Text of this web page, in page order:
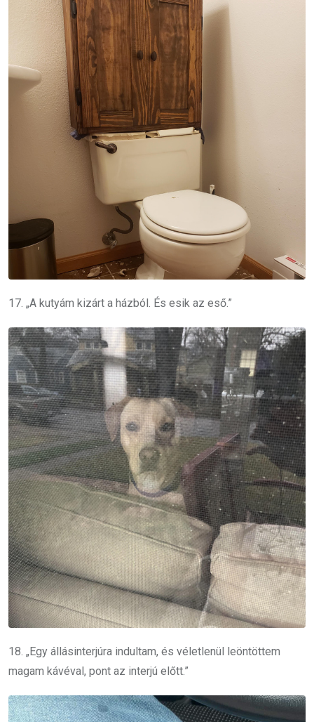
17. „A kutyám kizárt a házból. És esik az eső.”
18. „Egy állásinterjúra indultam, és véletlenül leöntöttem
magam kávéval, pont az interjú előtt.”